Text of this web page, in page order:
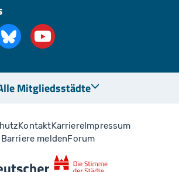
Mitgliedsstädte
KontaktKarriere Impressum
Barriere meldenForum